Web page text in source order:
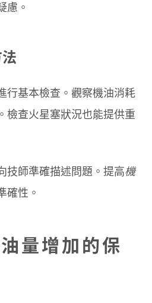
慮。
行基本檢查。觀察機油消耗
檢查火星塞狀況也能提供重
技師準確描述問題。提高機
確性。
量增加的保